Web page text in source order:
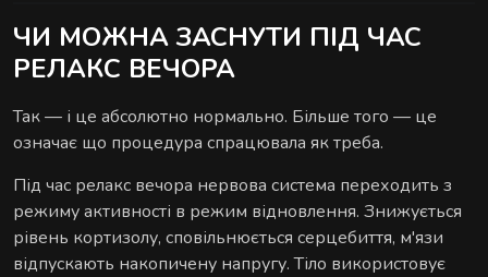
ЧИ МОЖНА ЗАСНУТИ ПІД ЧАС
РЕЛАКС ВЕЧОРА
Так — і це абсолютно нормально. Більше того — це
означає що процедура спрацювала як треба.
Під час релакс вечора нервова система переходить з
режиму активності в режим відновлення. Знижується
рівень кортизолу, сповільнюється серцебиття, м'язи
відпускають накопичену напругу. Тіло використовує